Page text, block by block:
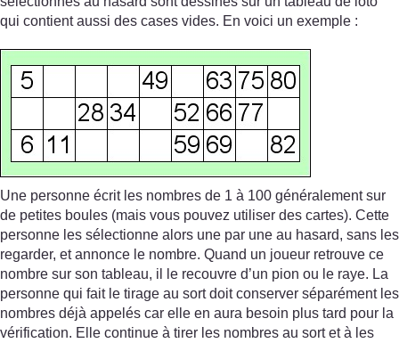
qui contient aussi des cases vides. En voici un exemple :
Une personne écrit les nombres de 1 à 100 généralement sur
de petites boules (mais vous pouvez utiliser des cartes). Cette
personne les sélectionne alors une par une au hasard, sans les
regarder, et annonce le nombre. Quand un joueur retrouve ce
nombre sur son tableau, il le recouvre d’un pion ou le raye. La
personne qui fait le tirage au sort doit conserver séparément les
nombres déjà appelés car elle en aura besoin plus tard pour la
vérification. Elle continue à tirer les nombres au sort et à les